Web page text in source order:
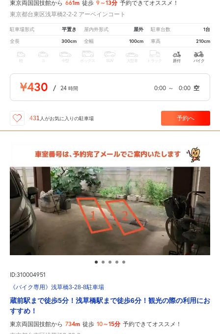
東京両国国技館から 661m 徒歩 9～13分 予約できてオススメ！
東京都台東区浅草橋2-2-2 アーベインコート
駐車場形式 平置き 屋内外形式 屋外 駐車台数 1台
全長 300cm 全幅 100cm 車高 210cm
軽 中型 ボックス SUV 大型車 トラック 原付 バイク
¥430 / 24 時間 0:00 ～ 0:00 空
431 人がお気に入りの駐車場 予約へ
ID:310004951
《バイク専用》浅草橋3-28-8駐車場
蔵前駅まで徒歩5分！浅草橋駅まで徒歩6分！観光の際の利用にお
すすめ！
東京両国国技館から 734m 徒歩 10～15分 予約できてオススメ！